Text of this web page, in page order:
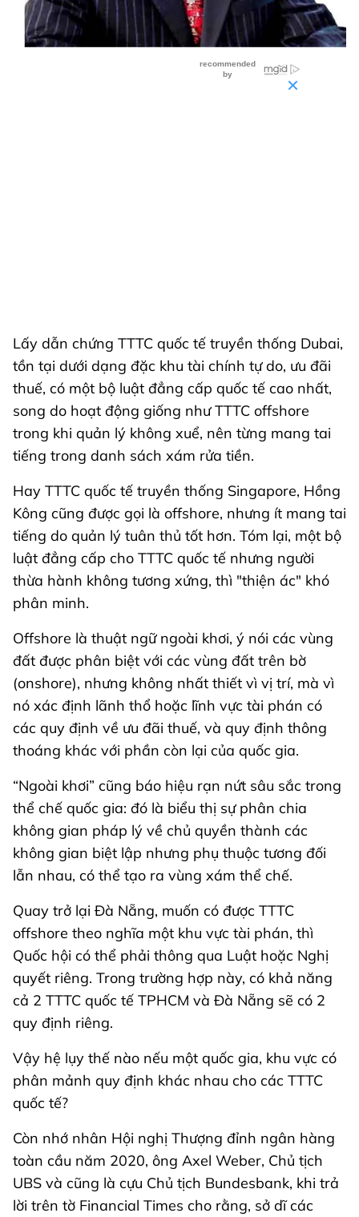
Lấy dẫn chứng TTTC quốc tế truyền thống Dubai,
tồn tại dưới dạng đặc khu tài chính tự do, ưu đãi
thuế, có một bộ luật đẳng cấp quốc tế cao nhất,
song do hoạt động giống như TTTC offshore
trong khi quản lý không xuể, nên từng mang tai
tiếng trong danh sách xám rửa tiền.
Hay TTTC quốc tế truyền thống Singapore, Hồng
Kông cũng được gọi là offshore, nhưng ít mang tai
tiếng do quản lý tuân thủ tốt hơn. Tóm lại, một bộ
luật đẳng cấp cho TTTC quốc tế nhưng người
thừa hành không tương xứng, thì "thiện ác" khó
phân minh.
Offshore là thuật ngữ ngoài khơi, ý nói các vùng
đất được phân biệt với các vùng đất trên bờ
(onshore), nhưng không nhất thiết vì vị trí, mà vì
nó xác định lãnh thổ hoặc lĩnh vực tài phán có
các quy định về ưu đãi thuế, và quy định thông
thoáng khác với phần còn lại của quốc gia.
“Ngoài khơi” cũng báo hiệu rạn nứt sâu sắc trong
thể chế quốc gia: đó là biểu thị sự phân chia
không gian pháp lý về chủ quyền thành các
không gian biệt lập nhưng phụ thuộc tương đối
lẫn nhau, có thể tạo ra vùng xám thể chế.
Quay trở lại Đà Nẵng, muốn có được TTTC
offshore theo nghĩa một khu vực tài phán, thì
Quốc hội có thể phải thông qua Luật hoặc Nghị
quyết riêng. Trong trường hợp này, có khả năng
cả 2 TTTC quốc tế TPHCM và Đà Nẵng sẽ có 2
quy định riêng.
Vậy hệ lụy thế nào nếu một quốc gia, khu vực có
phân mảnh quy định khác nhau cho các TTTC
quốc tế?
Còn nhớ nhân Hội nghị Thượng đỉnh ngân hàng
toàn cầu năm 2020, ông Axel Weber, Chủ tịch
UBS và cũng là cựu Chủ tịch Bundesbank, khi trả
lời trên tờ Financial Times cho rằng, sở dĩ các